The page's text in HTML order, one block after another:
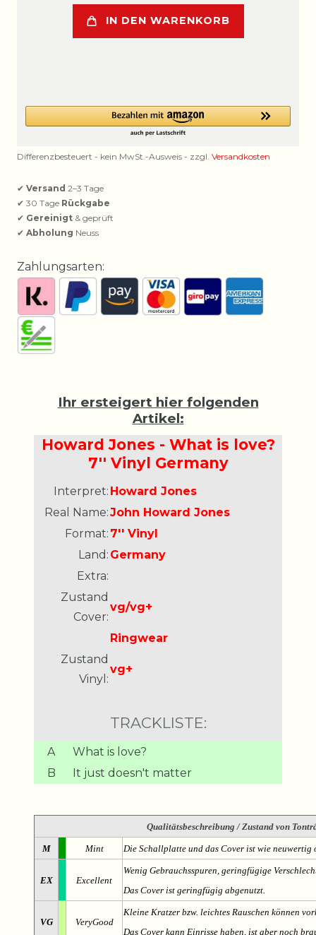
IN DEN WARENKORB
Differenzbesteuert - kein MwSt.-Ausweis - zzgl. Versandkosten
✔ Versand 2–3 Tage
✔ 30 Tage Rückgabe
✔ Gereinigt & geprüft
✔ Abholung Neuss
Zahlungsarten:
Ihr ersteigert hier folgenden
Artikel:
Howard Jones - What is love?
7'' Vinyl Germany
Interpret: Howard Jones
Real Name:John Howard Jones
Format: 7'' Vinyl
Land: Germany
Extra:
Zustand
Cover:
vg/vg+
Ringwear
Zustand
Vinyl:
vg+
TRACKLISTE:
A
What is love?
B
It just doesn't matter
Qualitätsbeschreibung / Zustand von
M Mint Die Schallplatte und das Cover ist wie
EX Excellent
Wenig Gebrauchsspuren, geringfügige
Das Cover ist geringfügig abgenutzt.
VG VeryGood
Kleine Kratzer bzw. leichtes Rauschen können
Das Cover kann Einrisse haben, ist aber noch